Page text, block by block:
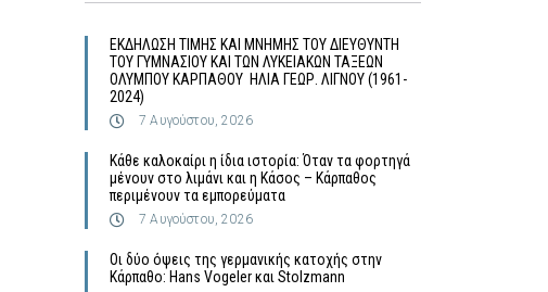
ΕΚΔΗΛΩΣΗ ΤΙΜΗΣ ΚΑΙ ΜΝΗΜΗΣ ΤΟΥ ΔΙΕΥΘΥΝΤΗ
ΤΟΥ ΓΥΜΝΑΣΙΟΥ ΚΑΙ ΤΩΝ ΛΥΚΕΙΑΚΩΝ ΤΑΞΕΩΝ
ΟΛΥΜΠΟΥ ΚΑΡΠΑΘΟΥ ΗΛΙΑ ΓΕΩΡ. ΛΙΓΝΟΥ (1961-
2024)
7 Αυγούστου, 2026
Κάθε καλοκαίρι η ίδια ιστορία: Όταν τα φορτηγά
μένουν στο λιμάνι και η Κάσος – Κάρπαθος
περιμένουν τα εμπορεύματα
7 Αυγούστου, 2026
Οι δύο όψεις της γερμανικής κατοχής στην
Κάρπαθο: Hans Vogeler και Stolzmann